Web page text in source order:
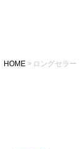
HOME ロングセラー